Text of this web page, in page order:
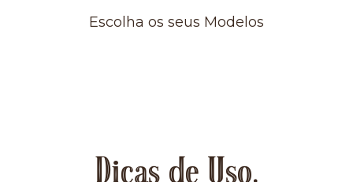
Escolha os seus Modelos
Dicas de Uso.